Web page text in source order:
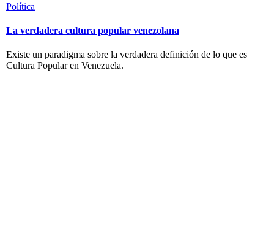
Política
La verdadera cultura popular venezolana
Existe un paradigma sobre la verdadera definición de lo que es
Cultura Popular en Venezuela.